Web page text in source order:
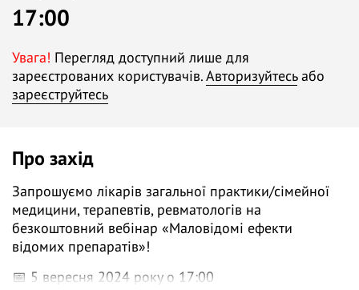
17:00
Увага! Перегляд доступний лише для
зареєстрованих користувачів.Авторизуйтесьабо
зареєструйтесь
Про захід
Запрошуємо лікарів загальної практики/сімейної
медицини, терапевтів, ревматологів на
безкоштовний вебінар «Маловідомі ефекти
відомих препаратів»!
📅 5 вересня 2024 року о 17:00